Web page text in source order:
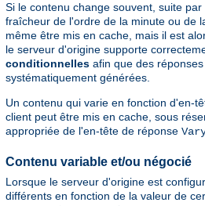
Si le contenu change souvent, suite
fraîcheur de l'ordre de la minute ou de
même être mis en cache, mais il est
le serveur d'origine supporte
conditionnelles afin que des
systématiquement générées.
Un contenu qui varie en fonction d'en-
client peut être mis en cache, sous
appropriée de l'en-tête de réponse
Contenu variable et/ou négocié
Lorsque le serveur d'origine est
différents en fonction de la valeur de